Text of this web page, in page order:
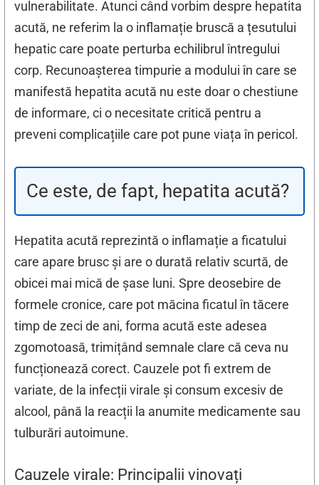
vulnerabilitate. Atunci când vorbim despre hepatita
acută, ne referim la o inflamație bruscă a țesutului
hepatic care poate perturba echilibrul întregului
corp. Recunoașterea timpurie a modului în care se
manifestă hepatita acută nu este doar o chestiune
de informare, ci o necesitate critică pentru a
preveni complicațiile care pot pune viața în pericol.
Ce este, de fapt, hepatita acută?
Hepatita acută reprezintă o inflamație a ficatului
care apare brusc și are o durată relativ scurtă, de
obicei mai mică de șase luni. Spre deosebire de
formele cronice, care pot măcina ficatul în tăcere
timp de zeci de ani, forma acută este adesea
zgomotoasă, trimițând semnale clare că ceva nu
funcționează corect. Cauzele pot fi extrem de
variate, de la infecții virale și consum excesiv de
alcool, până la reacții la anumite medicamente sau
tulburări autoimune.
Cauzele virale: Principalii vinovați